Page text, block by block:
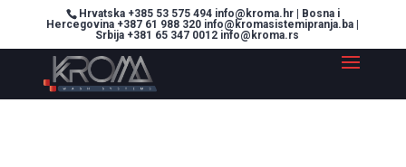
Hrvatska +385 53 575 494 info@kroma.hr | Bosna i
Hercegovina +387 61 988 320 info@kromasistemipranja.ba |
Srbija +381 65 347 0012 info@kroma.rs